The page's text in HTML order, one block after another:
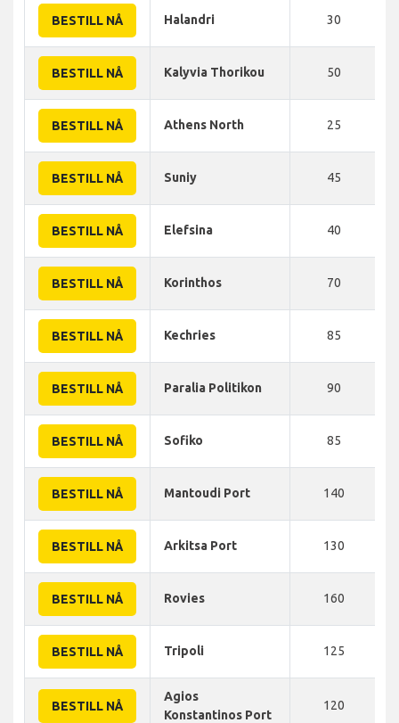
BESTILL NÅ Halandri 30
BESTILL NÅ Kalyvia Thorikou 50
BESTILL NÅ Athens North 25
BESTILL NÅ Suniy 45
BESTILL NÅ Elefsina 40
BESTILL NÅ Korinthos 70
BESTILL NÅ Kechries 85
BESTILL NÅ Paralia Politikon 90
BESTILL NÅ Sofiko 85
BESTILL NÅ Mantoudi Port 140
BESTILL NÅ Arkitsa Port 130
BESTILL NÅ Rovies 160
BESTILL NÅ Tripoli 125
BESTILL NÅ
Agios
Konstantinos Port
120